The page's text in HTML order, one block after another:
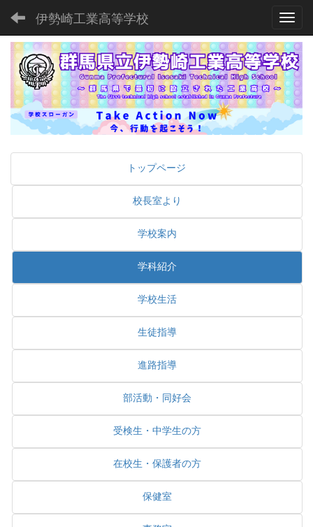
伊勢崎工業高等学校
トップページ
校長室より
学校案内
学科紹介
学校生活
生徒指導
進路指導
部活動・同好会
受検生・中学生の方
在校生・保護者の方
保健室